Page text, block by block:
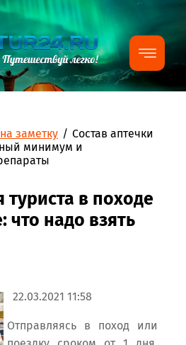
заметку / Состав аптечки
минимум и
туриста в походе
что надо взять
22.03.2021 11:58
Отправляясь в поход или